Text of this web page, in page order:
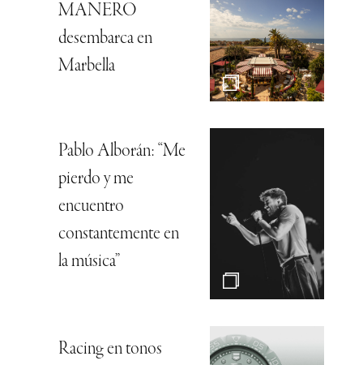
MANERO
desembarca en
Marbella
Pablo Alborán: “Me
pierdo y me
encuentro
constantemente en
la música”
Racing en tonos